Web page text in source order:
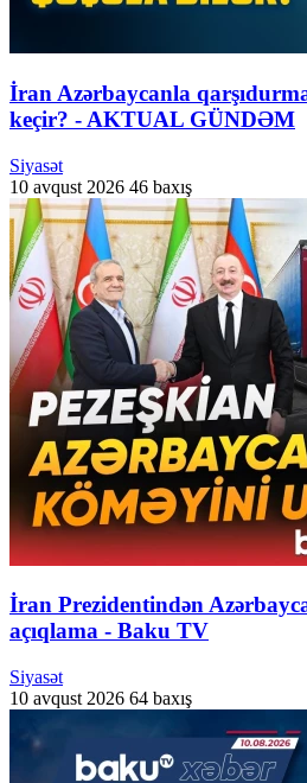
İran Azərbaycanla
keçir? - AKTUAL GÜNDƏM
Siyasət
10 avqust 2026 46 baxış
İran Prezidentindən
açıqlama - Baku TV
Siyasət
10 avqust 2026 64 baxış